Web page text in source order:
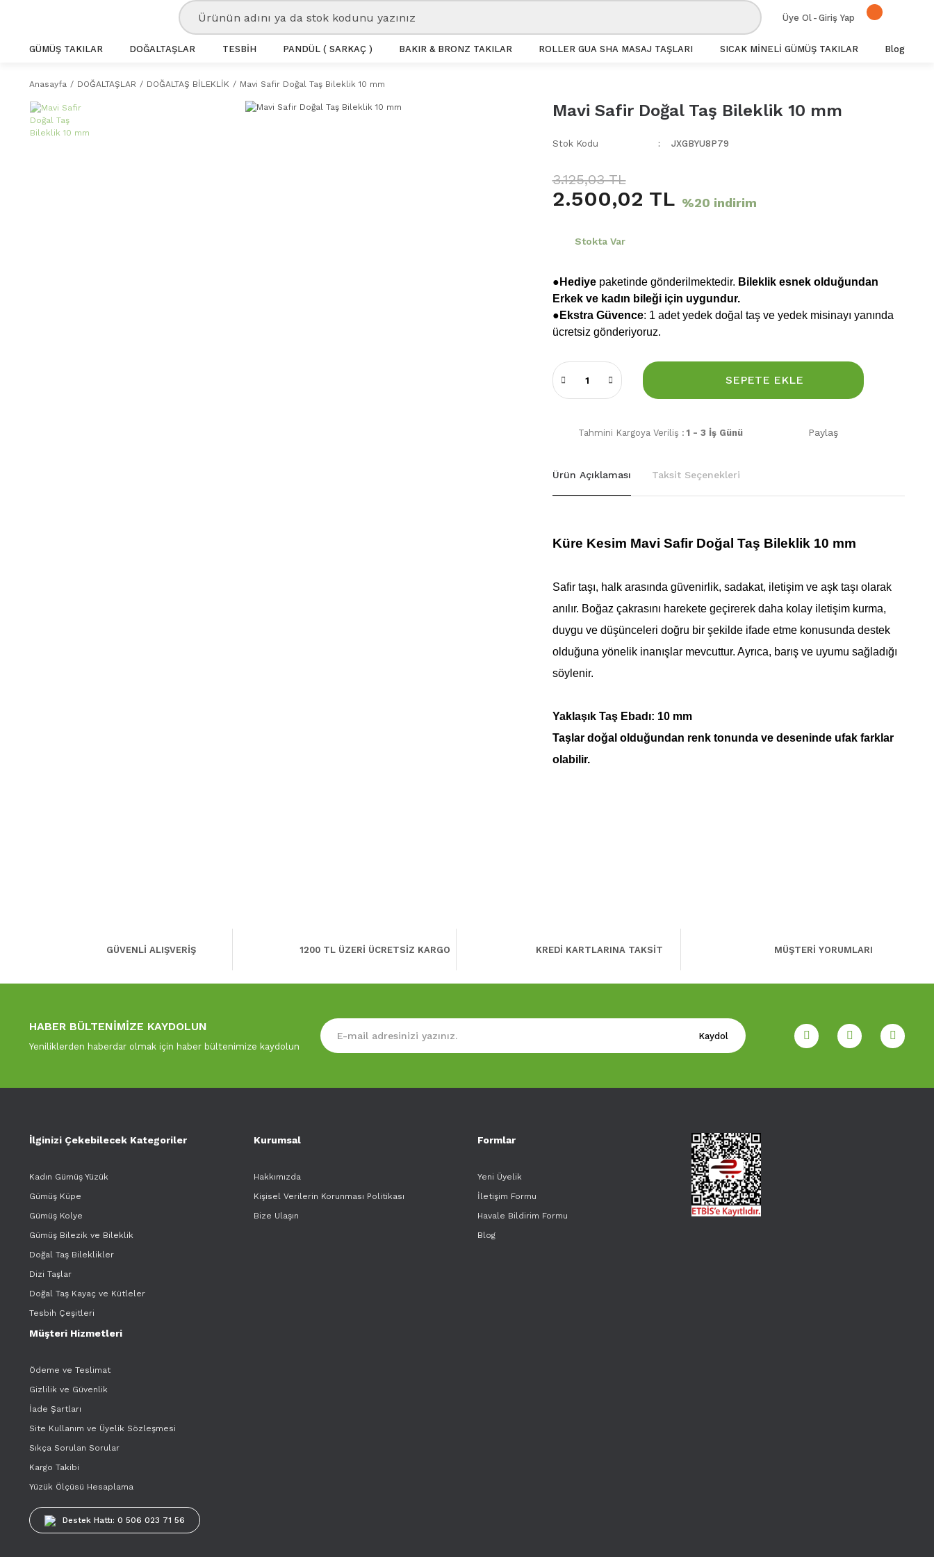
Üye Ol - Giriş Yap
GÜMÜŞ TAKILAR DOĞALTAŞLAR TESBİH PANDÜL ( SARKAÇ ) BAKIR & BRONZ TAKILAR ROLLER GUA SHA MASAJ TAŞLARI SICAK MİNELİ GÜMÜŞ TAKILAR Blog
Anasayfa DOĞALTAŞLAR DOĞALTAŞ BİLEKLİK Mavi Safir Doğal Taş Bileklik 10 mm
Mavi Safir Doğal Taş Bileklik 10 mm
Stok Kodu JXGBYU8P79
3.125,03 TL
2.500,02 TL %20 indirim
Stokta Var
●Hediyepaketinde gönderilmektedir. Bileklik esnek olduğundan
Erkek ve kadın bileği için uygundur.
● Ekstra Güvence: 1 adet yedek doğal taş ve yedek misinayı yanında
ücretsiz gönderiyoruz.
SEPETE EKLE
Tahmini Kargoya Veriliş : 1 - 3 İş Günü Paylaş
Ürün Açıklaması Taksit Seçenekleri
Küre Kesim Mavi Safir Doğal Taş Bileklik 10 mm
Safir taşı, halk arasında güvenirlik, sadakat, iletişim ve aşk taşı olarak
anılır. Boğaz çakrasını harekete geçirerek daha kolay iletişim kurma,
duygu ve düşünceleri doğru bir şekilde ifade etme konusunda destek
olduğuna yönelik inanışlar mevcuttur. Ayrıca, barış ve uyumu sağladığı
söylenir.
Yaklaşık Taş Ebadı: 10 mm
Taşlar doğal olduğundan renk tonunda ve deseninde ufak farklar
olabilir.
GÜVENLİ ALIŞVERİŞ 1200 TL ÜZERİ ÜCRETSİZ KARGO KREDİ KARTLARINA TAKSİT MÜŞTERİ YORUMLARI
HABER BÜLTENİMİZE KAYDOLUN
Yeniliklerden haberdar olmak için haber bültenimize kaydolun
Kaydol
İlginizi Çekebilecek Kategoriler
Kadın Gümüş Yüzük
Gümüş Küpe
Gümüş Kolye
Gümüş Bilezik ve Bileklik
Doğal Taş Bileklikler
Dizi Taşlar
Doğal Taş Kayaç ve Kütleler
Tesbih Çeşitleri
Kurumsal
Hakkımızda
Kişisel Verilerin Korunması Politikası
Bize Ulaşın
Formlar
Yeni Üyelik
İletişim Formu
Havale Bildirim Formu
Blog
Müşteri Hizmetleri
Ödeme ve Teslimat
Gizlilik ve Güvenlik
İade Şartları
Site Kullanım ve Üyelik Sözleşmesi
Sıkça Sorulan Sorular
Kargo Takibi
Yüzük Ölçüsü Hesaplama
Destek Hattı: 0 506 023 71 56